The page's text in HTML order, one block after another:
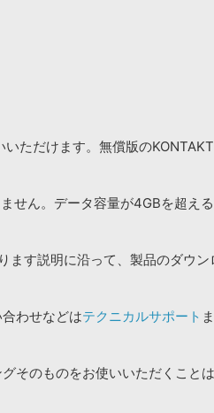
いただけます。無償版の
せん。データ容量が4GBを超え
ます説明に沿って、製品のダウン
わせなどはテクニカルサポート
そのものをお使いいただくことは